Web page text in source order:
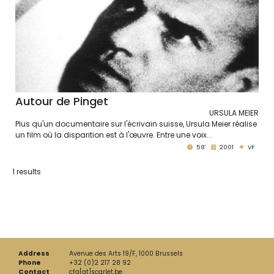
Autour de Pinget
URSULA MEIER
Plus qu'un documentaire sur l'écrivain suisse, Ursula Meier réalise
un film où la disparition est à l'œuvre. Entre une voix...
58' 2001 VF
1 results
Address
Avenue des Arts 19/F, 1000 Brussels
Phone
+32 (0)2 217 28 92
Contact
cfa[at]scarlet.be